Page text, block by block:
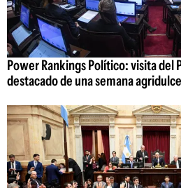
Power Rankings Político: visita del
destacado de una semana